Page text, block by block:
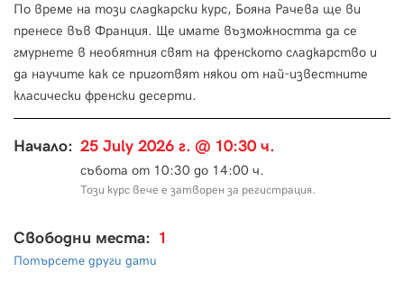
По време на този сладкарски курс, Бояна Рачева ще ви
пренесе във Франция. Ще имате възможността да се
гмурнете в необятния свят на френското сладкарство и
да научите как се приготвят някои от най-известните
класически френски десерти.
Начало: 25 July 2026 г. @ 10:30 ч.
събота от 10:30 до 14:00 ч.
Този курс вече е затворен за регистрация.
Свободни места: 1
Потърсете други дати